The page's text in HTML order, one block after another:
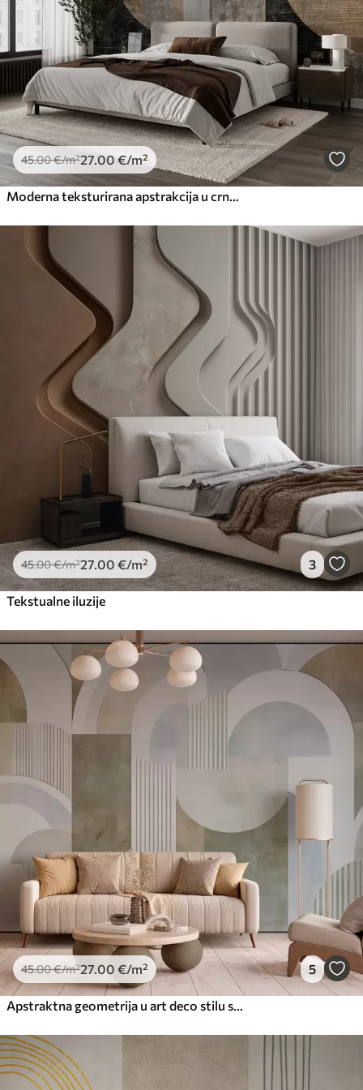
Premium vinil
66 .00 €/m²
Peel and Stick
81.6749.00€/m²
45.00€/m²27 .00 €/m²
45.00€/m²27 .00 €/m² 3
Tekstualne iluzije
45.00€/m²27 .00 €/m² 5